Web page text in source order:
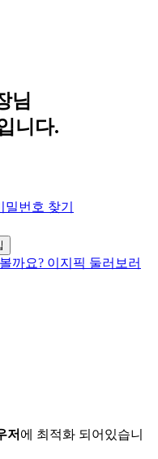
님
니다.
밀번호 찾기
저 에 최적화 되어있습니